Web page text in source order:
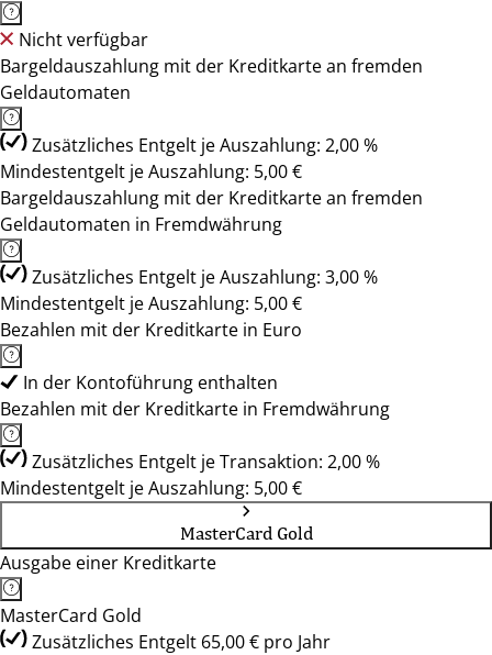
Nicht verfügbar
Bargeldauszahlung mit der Kreditkarte an fremden
Geldautomaten
Zusätzliches Entgelt je Auszahlung: 2,00 %
Mindestentgelt je Auszahlung: 5,00 €
Bargeldauszahlung mit der Kreditkarte an fremden
Geldautomaten in Fremdwährung
Zusätzliches Entgelt je Auszahlung: 3,00 %
Mindestentgelt je Auszahlung: 5,00 €
Bezahlen mit der Kreditkarte in Euro
In der Kontoführung enthalten
Bezahlen mit der Kreditkarte in Fremdwährung
Zusätzliches Entgelt je Transaktion: 2,00 %
Mindestentgelt je Auszahlung: 5,00 €
MasterCard Gold
Ausgabe einer Kreditkarte
MasterCard Gold
Zusätzliches Entgelt 65,00 € pro Jahr